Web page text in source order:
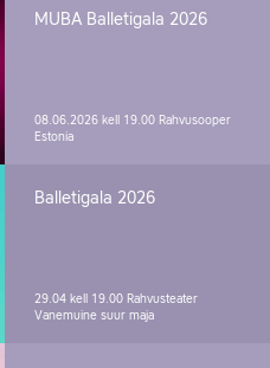
MUBA Balletigala 2026
08.06.2026 kell 19.00 Rahvusooper
Estonia
Balletigala 2026
29.04 kell 19.00 Rahvusteater
Vanemuine suur maja